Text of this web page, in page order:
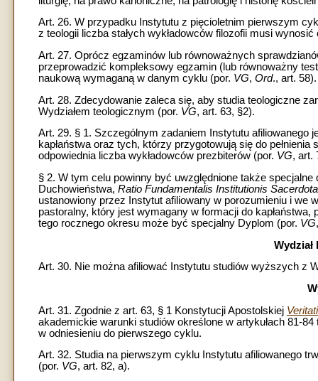
Art. 26. W przypadku Instytutu z pięcioletnim pierwszym
z teologii liczba stałych wykładowców filozofii musi
Art. 27. Oprócz egzaminów lub równoważnych
przeprowadzić kompleksowy egzamin (lub równoważny
naukową wymaganą w danym cyklu (por. VG, Ord., art. 58).
Art. 28. Zdecydowanie zaleca się, aby studia teologiczne
Wydziałem teologicznym (por. VG, art. 63, §2).
Art. 29. § 1. Szczególnym zadaniem Instytutu afiliowanego
kapłaństwa oraz tych, którzy przygotowują się do
odpowiednia liczba wykładowców prezbiterów (por. VG, art.
§ 2. W tym celu powinny być uwzględnione także
Duchowieństwa, Ratio Fundamentalis Institutionis
ustanowiony przez Instytut afiliowany w porozumieniu i we
pastoralny, który jest wymagany w formacji do
tego rocznego okresu może być specjalny Dyplom (por. VG
Art. 30. Nie można afiliować Instytutu studiów wyższych z
Art. 31. Zgodnie z art. 63, § 1 Konstytucji Apostolskiej
akademickie warunki studiów określone w artykułach 81-
w odniesieniu do pierwszego cyklu.
Art. 32. Studia na pierwszym cyklu Instytutu afiliowanego
(por. VG, art. 82, a).